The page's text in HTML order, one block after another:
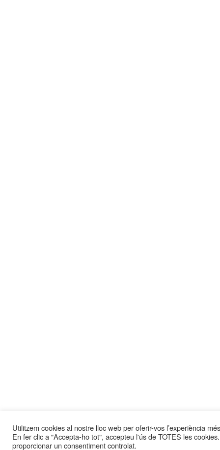
Utilitzem cookies al nostre lloc web per oferir-vos l’experiència
En fer clic a "Accepta-ho tot", accepteu l'ús de TOTES les
proporcionar un consentiment controlat.